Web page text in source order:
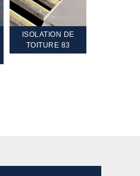
ISOLATION DE
TOITURE 83